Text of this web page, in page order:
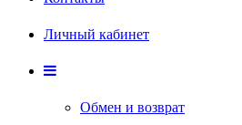
Личный кабинет
Обмен и возврат